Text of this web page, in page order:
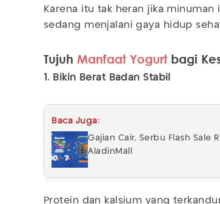
Karena itu tak heran jika
sedang menjalani gaya hidup
Tujuh Manfaat Yogurt bagi
1. Bikin Berat Badan Stabil
Baca Juga:
Gajian Cair, Serbu Flash Sale
AladinMall
Protein dan kalsium yang